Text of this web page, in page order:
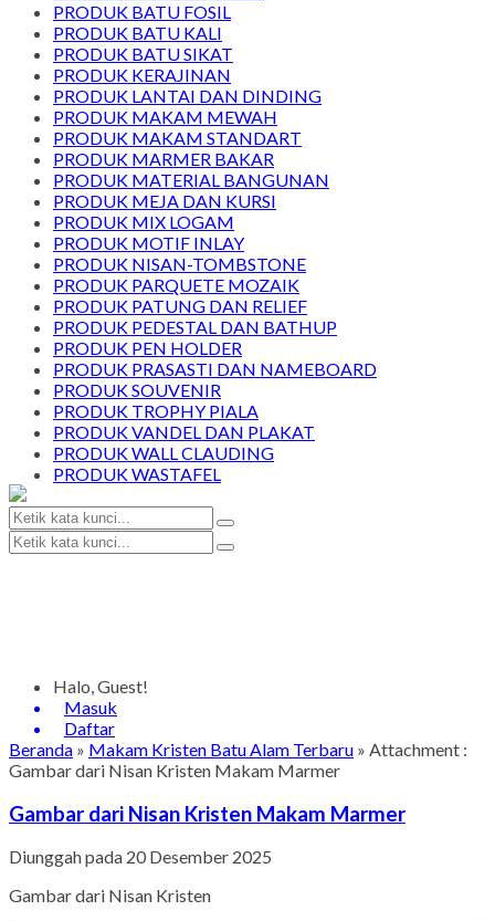
PRODUK BATU FOSIL
PRODUK BATU KALI
PRODUK BATU SIKAT
PRODUK KERAJINAN
PRODUK LANTAI DAN DINDING
PRODUK MAKAM MEWAH
PRODUK MAKAM STANDART
PRODUK MARMER BAKAR
PRODUK MATERIAL BANGUNAN
PRODUK MEJA DAN KURSI
PRODUK MIX LOGAM
PRODUK MOTIF INLAY
PRODUK NISAN-TOMBSTONE
PRODUK PARQUETE MOZAIK
PRODUK PATUNG DAN RELIEF
PRODUK PEDESTAL DAN BATHUP
PRODUK PEN HOLDER
PRODUK PRASASTI DAN NAMEBOARD
PRODUK SOUVENIR
PRODUK TROPHY PIALA
PRODUK VANDEL DAN PLAKAT
PRODUK WALL CLAUDING
PRODUK WASTAFEL
Halo, Guest!
Masuk
Daftar
Beranda » Makam Kristen Batu Alam Terbaru » Attachment :
Gambar dari Nisan Kristen Makam Marmer
Gambar dari Nisan Kristen Makam Marmer
Diunggah pada 20 Desember 2025
Gambar dari Nisan Kristen